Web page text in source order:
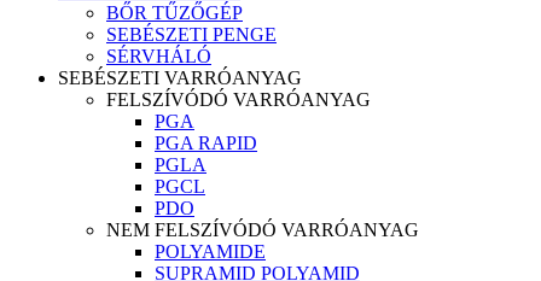
BŐR TŰZŐGÉP
SEBÉSZETI PENGE
SÉRVHÁLÓ
SEBÉSZETI VARRÓANYAG
FELSZÍVÓDÓ VARRÓANYAG
PGA
PGA RAPID
PGLA
PGCL
PDO
NEM FELSZÍVÓDÓ VARRÓANYAG
POLYAMIDE
SUPRAMID POLYAMID